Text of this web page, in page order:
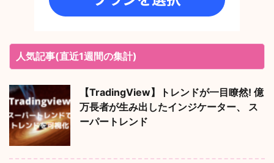
人気記事(直近1週間の集計)
【TradingView】トレンドが一目瞭然! 億
万長者が生み出したインジケーター、 ス
ーパートレンド